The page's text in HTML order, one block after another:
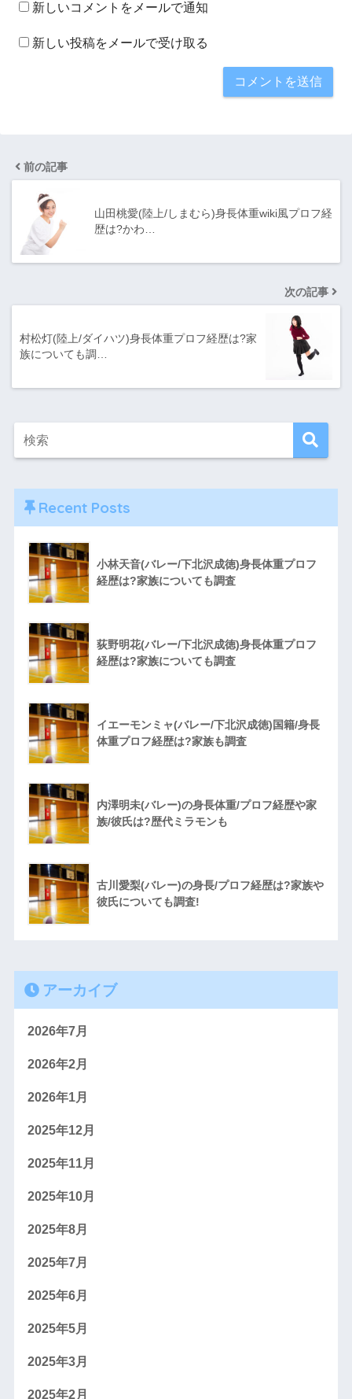
新しいコメントをメールで通知
新しい投稿をメールで受け取る
前の記事
山田桃愛(陸上/しまむら)身長体重wiki風プロフ経
歴は?かわ…
次の記事
村松灯(陸上/ダイハツ)身長体重プロフ経歴は?家
族についても調…
Recent Posts
小林天音(バレー/下北沢成徳)身長体重プロフ
経歴は?家族についても調査
荻野明花(バレー/下北沢成徳)身長体重プロフ
経歴は?家族についても調査
イエーモンミャ(バレー/下北沢成徳)国籍/身長
体重プロフ経歴は?家族も調査
内澤明未(バレー)の身長体重/プロフ経歴や家
族/彼氏は?歴代ミラモンも
古川愛梨(バレー)の身長/プロフ経歴は?家族や
彼氏についても調査!
アーカイブ
2026年7月
2026年2月
2026年1月
2025年12月
2025年11月
2025年10月
2025年8月
2025年7月
2025年6月
2025年5月
2025年3月
2025年2月